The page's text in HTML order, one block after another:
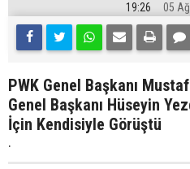
19:26 05
PWK Genel Başkanı
Genel Başkanı Hüseyin
İçin Kendisiyle Görüştü
.